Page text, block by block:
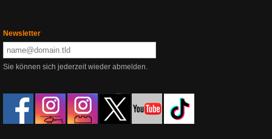
Newsletter
Sie können sich jederzeit wieder abmelden.